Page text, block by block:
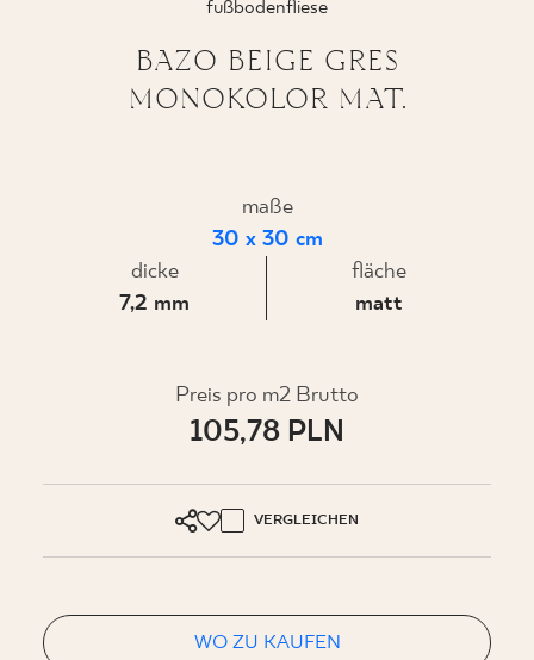
WO ZU KAUFEN
MEIN PROFIL
EN SK DE UK
fußbodenfliese
BAZO BEIGE GRES
MONOKOLOR MAT.
maße
30 x 30 cm
dicke
7,2 mm
fläche
matt
Preis pro m2 Brutto
105,78 PLN
VERGLEICHEN
WO ZU KAUFEN